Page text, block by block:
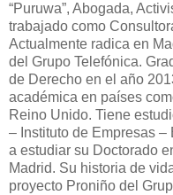
“Puruwa”, Abogada,
trabajado como
Actualmente radica en
del Grupo Telefónica.
de Derecho en el año
académica en países
Reino Unido. Tiene
– Instituto de Empresas
a estudiar su Doctorado
Madrid. Su historia de
proyecto Proniño del